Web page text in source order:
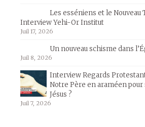
Les esséniens et le Nouveau
Interview Yehi-Or Institut
Juil 17, 2026
Un nouveau schisme dans
Juil 8, 2026
Interview Regards
Notre Père en araméen
Jésus ?
Juil 7, 2026